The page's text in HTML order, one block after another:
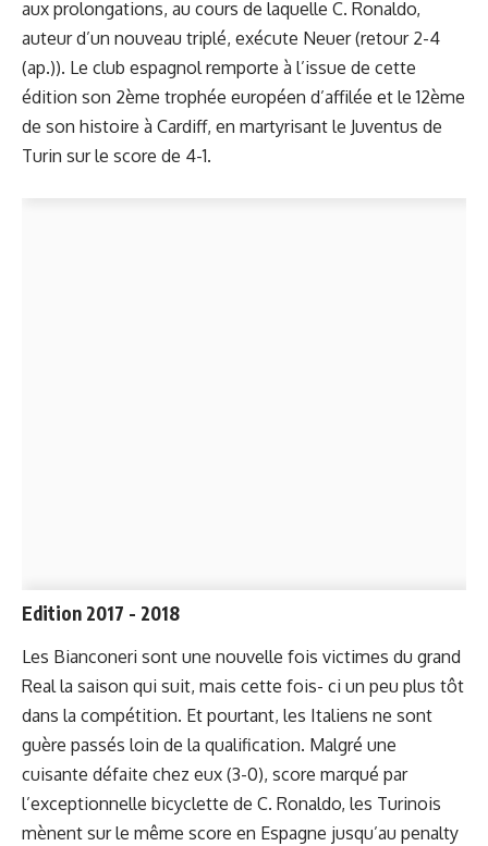
aux prolongations, au cours de laquelle C. Ronaldo,
auteur d’un nouveau triplé, exécute Neuer (retour 2-4
(ap.)). Le club espagnol remporte à l’issue de cette
édition son 2ème trophée européen d’affilée et le 12ème
de son histoire à Cardiff, en martyrisant le Juventus de
Turin sur le score de 4-1.
Edition 2017 - 2018
Les Bianconeri sont une nouvelle fois victimes du grand
Real la saison qui suit, mais cette fois- ci un peu plus tôt
dans la compétition. Et pourtant, les Italiens ne sont
guère passés loin de la qualification. Malgré une
cuisante défaite chez eux (3-0), score marqué par
l’exceptionnelle bicyclette de C. Ronaldo, les Turinois
mènent sur le même score en Espagne jusqu’au penalty